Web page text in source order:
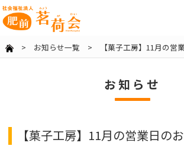
> お知らせ一覧 > 【菓子工房】11月の営
お知らせ
【菓子工房】11月の営業日の